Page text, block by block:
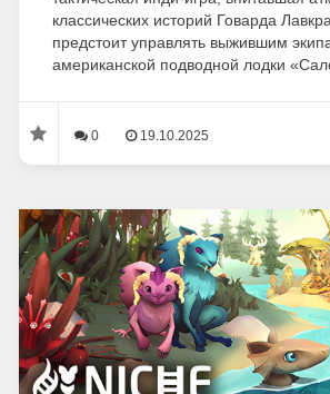
классических историй Говарда
предстоит управлять выжившим
американской подводной лодки
0 19.10.2025